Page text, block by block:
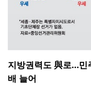
지방권력도 與로…
배 늘어